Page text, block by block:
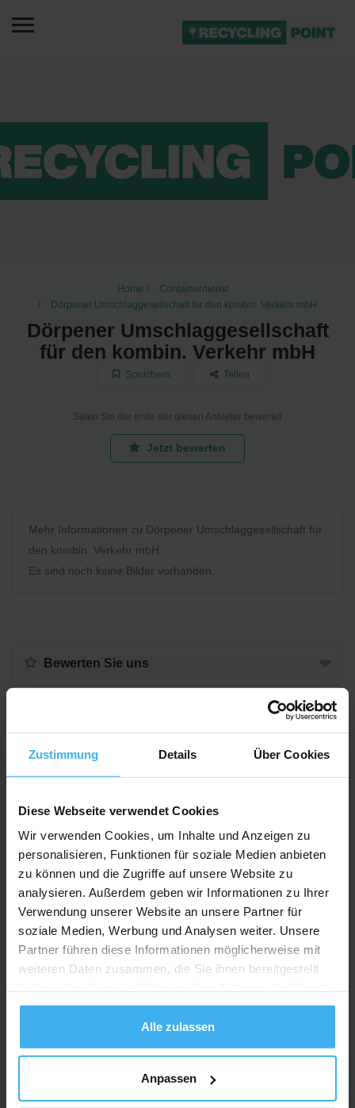
Zustimmung Details Über Cookies
Diese Webseite verwendet Cookies
Wir verwenden Cookies, um Inhalte und Anzeigen zu
personalisieren, Funktionen für soziale Medien anbieten
zu können und die Zugriffe auf unsere Website zu
analysieren. Außerdem geben wir Informationen zu Ihrer
Verwendung unserer Website an unsere Partner für
soziale Medien, Werbung und Analysen weiter. Unsere
Partner führen diese Informationen möglicherweise mit
weiteren Daten zusammen, die Sie ihnen bereitgestellt
gesammelt haben.
Alle zulassen
Anpassen
Home
Containerdienst
Dörpener Umschlaggesellschaft für den kombin. Verkehr mbH
Dörpener Umschlaggesellschaft
für den kombin. Verkehr mbH
Speichern Teilen
Seien Sie der erste der diesen Anbieter bewertet
Jetzt bewerten
Mehr Informationen zu Dörpener Umschlaggesellschaft für
den kombin. Verkehr mbH
Es sind noch keine Bilder vorhanden.
Bewerten Sie uns
Recycling Point